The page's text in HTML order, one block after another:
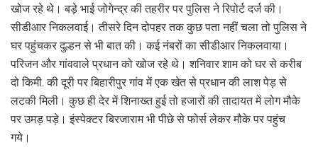
खोज रहे थे। बड़े भाई जोगेन्द्र की तहरीर पर पुलिस ने रिपोर्ट दर्ज की।
सीडीआर निकलवाई। तीसरे दिन दोपहर तक कुछ पता नहीं चला तो पुलिस ने
घर पहुंचकर दुल्हन से भी बात की। कई नंबरों का सीडीआर निकलवाया।
परिजन और गांववाले प्रधान को खोज रहे थे। शनिवार शाम को घर से करीब
दो किमी. की दूरी पर बिहारीपुर गांव में एक खेत से प्रधान की लाश पेड़ से
लटकी मिली। कुछ ही देर में शिनाख्त हुई तो हजारों की तादायत में लोग मौके
पर उमड़ पड़े। इंस्पेक्टर बिरजाराम भी पीछे से फोर्स लेकर मौके पर पहुंच
गये।